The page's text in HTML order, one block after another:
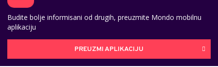
Budite bolje informisani od drugih, preuzmite Mondo mobilnu
aplikaciju
PREUZMI APLIKACIJU